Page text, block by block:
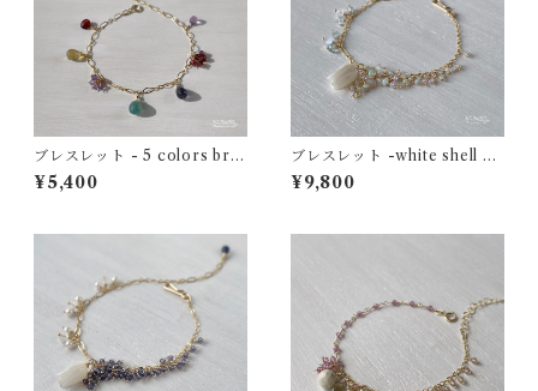
ブレスレット - 5 colors bra
celet (deep tone) - グランデ
ィディエライト×アイオライト
¥5,400
ブレスレット -white shell bo
uquet- ホワイトシェル×エチ
オピアンオパール×レインボー
¥9,800